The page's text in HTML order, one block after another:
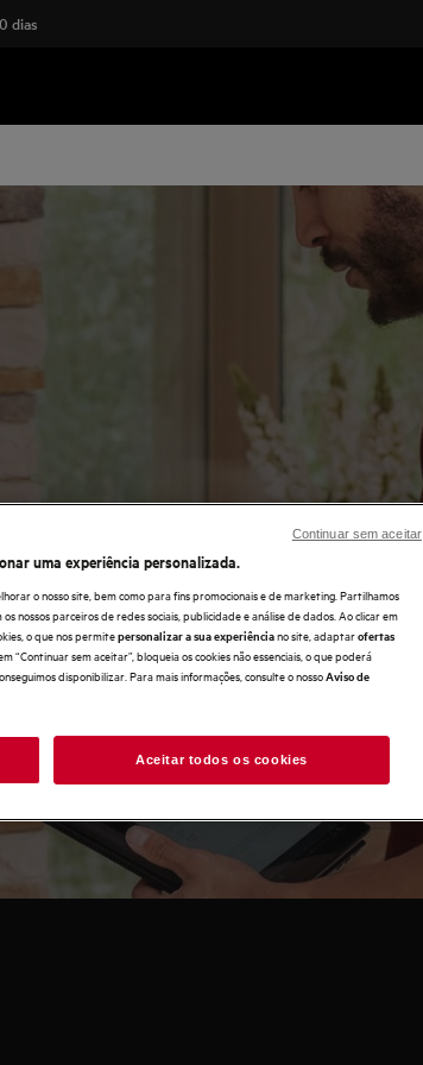
dias
ao
cada
uma experiência personalizada.
o nosso site, bem como para fins promocionais e de marketing. Partilhamos
nossos parceiros de redes sociais, publicidade e análise de dados. Ao clicar em
o que nos permitepersonalizar a sua experiênciano site, adaptarofertas
sem aceitar”, bloqueia os cookies não essenciais, o que poderá
disponibilizar. Para mais informações, consulte o nossoAviso de
Aceitar todos os cookies
Continuar sem aceitar